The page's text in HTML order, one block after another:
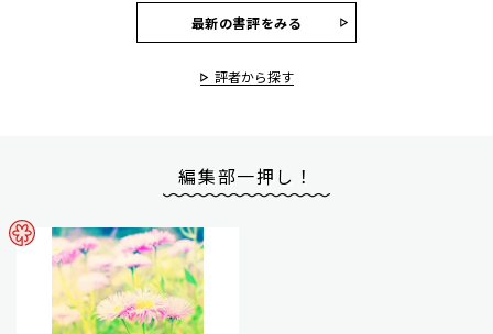
最新の書評をみる
評者から探す
編集部一押し！